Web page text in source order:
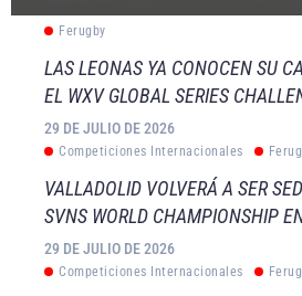
Ferugby
LAS LEONAS YA CONOCEN SU
EL WXV GLOBAL SERIES
29 DE JULIO DE 2026
Competiciones Internacionales
VALLADOLID VOLVERÁ A SER
SVNS WORLD CHAMPIONSHIP
29 DE JULIO DE 2026
Competiciones Internacionales